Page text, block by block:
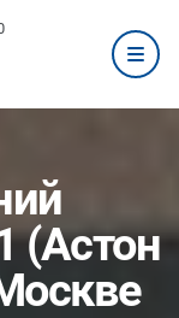
(Астон